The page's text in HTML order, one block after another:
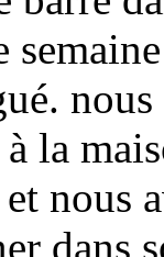
nous
la
nous
dans